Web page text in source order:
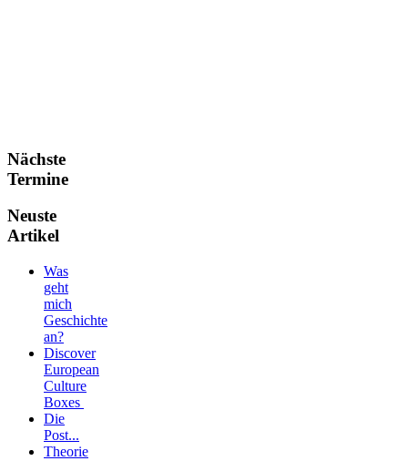
Nächste
Termine
Neuste
Artikel
Was
geht
mich
Geschichte
an?
Discover
European
Culture
Boxes
Die
Post...
Theorie